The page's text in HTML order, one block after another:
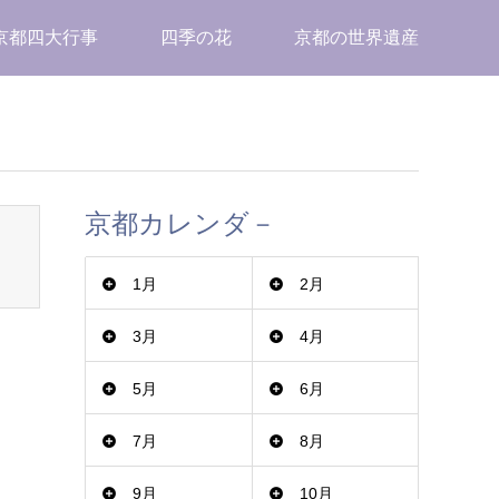
都四大行事 四季の花 京都の世界遺産
京都カレンダ－
1月 2月
3月 4月
5月 6月
7月 8月
9月 10月